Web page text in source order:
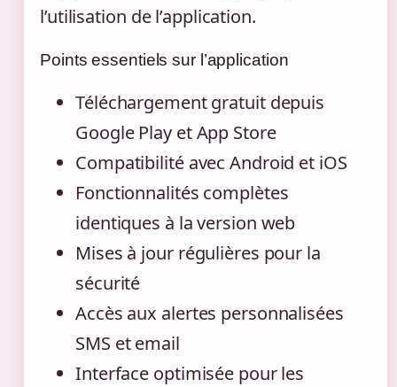
l’utilisation de l’application.
Points essentiels sur l’application
Téléchargement gratuit depuis
Google Play et App Store
Compatibilité avec Android et iOS
Fonctionnalités complètes
identiques à la version web
Mises à jour régulières pour la
sécurité
Accès aux alertes personnalisées
SMS et email
Interface optimisée pour les